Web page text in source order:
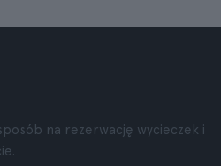
na rezerwację wycieczek i